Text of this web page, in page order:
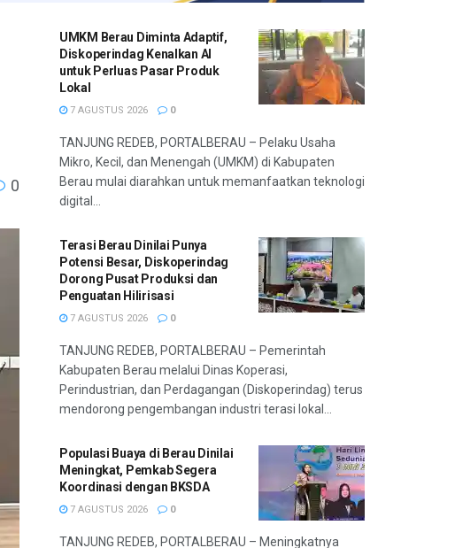
0
UMKM Berau Diminta Adaptif,
Diskoperindag Kenalkan AI
untuk Perluas Pasar Produk
Lokal
7 AGUSTUS 2026 0
TANJUNG REDEB, PORTALBERAU – Pelaku Usaha
Mikro, Kecil, dan Menengah (UMKM) di Kabupaten
Berau mulai diarahkan untuk memanfaatkan teknologi
digital...
Terasi Berau Dinilai Punya
Potensi Besar, Diskoperindag
Dorong Pusat Produksi dan
Penguatan Hilirisasi
7 AGUSTUS 2026 0
TANJUNG REDEB, PORTALBERAU – Pemerintah
Kabupaten Berau melalui Dinas Koperasi,
Perindustrian, dan Perdagangan (Diskoperindag) terus
mendorong pengembangan industri terasi lokal...
Populasi Buaya di Berau Dinilai
Meningkat, Pemkab Segera
Koordinasi dengan BKSDA
7 AGUSTUS 2026 0
TANJUNG REDEB, PORTALBERAU – Meningkatnya